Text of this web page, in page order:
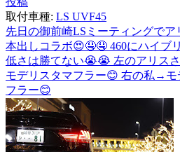
取付車種: LS UVF45
先日の御前崎LSミーティングで
本出しコラボ😍🤤🤤 460にハイブ
低さは勝てない😭😭 左のアリス
モデリスタマフラー😊 右の私→モ
フラー😊